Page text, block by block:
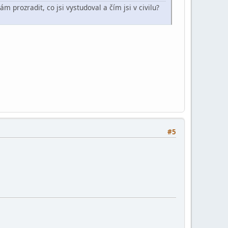
prozradit, co jsi vystudoval a čím jsi v civilu?
#5